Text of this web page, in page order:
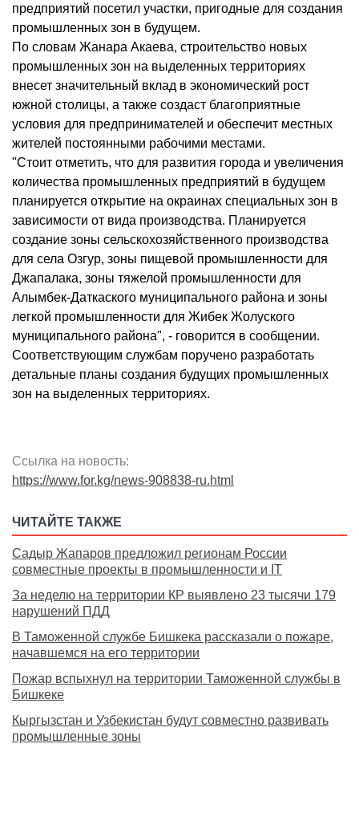
предприятий посетил участки, пригодные для создания
промышленных зон в будущем.
По словам Жанара Акаева, строительство новых
промышленных зон на выделенных территориях
внесет значительный вклад в экономический рост
южной столицы, а также создаст благоприятные
условия для предпринимателей и обеспечит местных
жителей постоянными рабочими местами.
"Стоит отметить, что для развития города и увеличения
количества промышленных предприятий в будущем
планируется открытие на окраинах специальных зон в
зависимости от вида производства. Планируется
создание зоны сельскохозяйственного производства
для села Озгур, зоны пищевой промышленности для
Джапалака, зоны тяжелой промышленности для
Алымбек-Даткаского муниципального района и зоны
легкой промышленности для Жибек Жолуского
муниципального района", - говорится в сообщении.
Соответствующим службам поручено разработать
детальные планы создания будущих промышленных
зон на выделенных территориях.
Ссылка на новость:
https://www.for.kg/news-908838-ru.html
ЧИТАЙТЕ ТАКЖЕ
Садыр Жапаров предложил регионам России
совместные проекты в промышленности и IT
За неделю на территории КР выявлено 23 тысячи 179
нарушений ПДД
В Таможенной службе Бишкека рассказали о пожаре,
начавшемся на его территории
Пожар вспыхнул на территории Таможенной службы в
Бишкеке
Кыргызстан и Узбекистан будут совместно развивать
промышленные зоны